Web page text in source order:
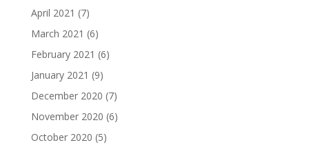
April 2021 (7)
March 2021 (6)
February 2021 (6)
January 2021 (9)
December 2020 (7)
November 2020 (6)
October 2020 (5)